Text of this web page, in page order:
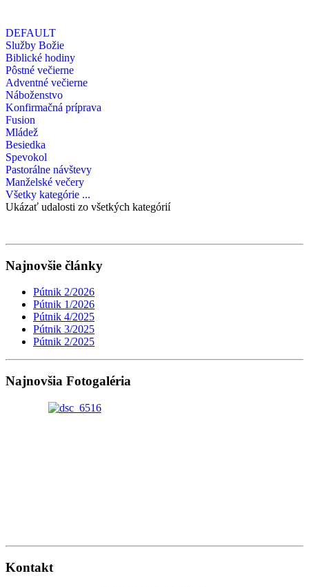
DEFAULT
Služby Božie
Biblické hodiny
Pôstné večierne
Adventné večierne
Náboženstvo
Konfirmačná príprava
Fusion
Mládež
Besiedka
Spevokol
Pastorálne návštevy
Manželské večery
Všetky kategórie ...
Ukázať udalosti zo všetkých kategórií
Najnovšie články
Pútnik 2/2026
Pútnik 1/2026
Pútnik 4/2025
Pútnik 3/2025
Pútnik 2/2025
Najnovšia Fotogaléria
Kontakt